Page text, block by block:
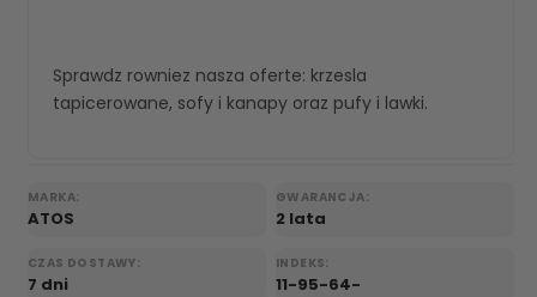
Sprawdz rowniez nasza oferte: krzesla
tapicerowane, sofy i kanapy oraz pufy i lawki.
MARKA:
ATOS
GWARANCJA:
2 lata
CZAS DOSTAWY:
7 dni
INDEKS:
11-95-64-